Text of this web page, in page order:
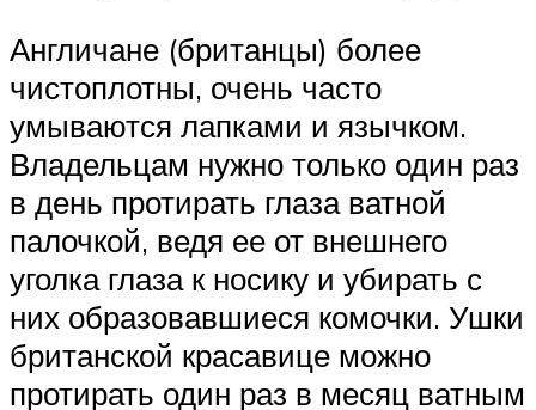
Англичане (британцы) более
чистоплотны, очень часто
умываются лапками и язычком.
Владельцам нужно только один раз
в день протирать глаза ватной
палочкой, ведя ее от внешнего
уголка глаза к носику и убирать с
них образовавшиеся комочки. Ушки
британской красавице можно
протирать один раз в месяц ватным